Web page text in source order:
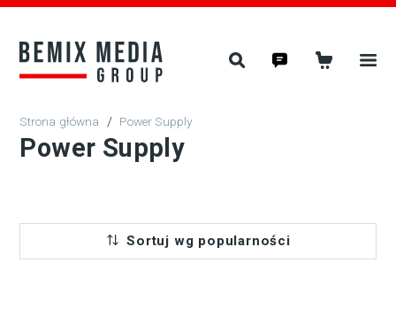
/ Power Supply
Power Supply
Sortuj wg popularności